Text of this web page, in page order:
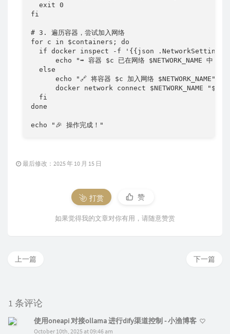
  exit 0
fi
# 3. 遍历容器，尝试加入网络
for c in $containers; do
if docker inspect -f '{{json
echo "➡️ 容器 $c 已在网络 $NETWORK_NAME 中，跳
  else
      echo "🔗 将容器 $c 加入网络 $NETWORK_NAME"
      docker network connect $NETWORK_NAME "$c"
  fi
done
echo "🎉 操作完成！"
最后修改：2025 年 10 月 15 日
打赏 赞
如果觉得我的文章对你有用，请随意赞赏
下一篇
上一篇
1 条评论
使用oneapi 对接ollama 进行dify渠道控制 - 小渔博客
October 10th, 2025 at 09:46 am